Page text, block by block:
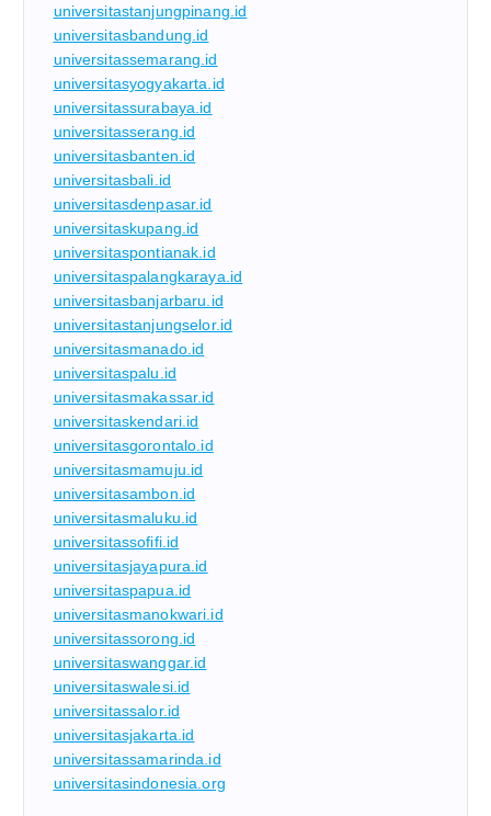
universitastanjungpinang.id
universitasbandung.id
universitassemarang.id
universitasyogyakarta.id
universitassurabaya.id
universitasserang.id
universitasbanten.id
universitasbali.id
universitasdenpasar.id
universitaskupang.id
universitaspontianak.id
universitaspalangkaraya.id
universitasbanjarbaru.id
universitastanjungselor.id
universitasmanado.id
universitaspalu.id
universitasmakassar.id
universitaskendari.id
universitasgorontalo.id
universitasmamuju.id
universitasambon.id
universitasmaluku.id
universitassofifi.id
universitasjayapura.id
universitaspapua.id
universitasmanokwari.id
universitassorong.id
universitaswanggar.id
universitaswalesi.id
universitassalor.id
universitasjakarta.id
universitassamarinda.id
universitasindonesia.org